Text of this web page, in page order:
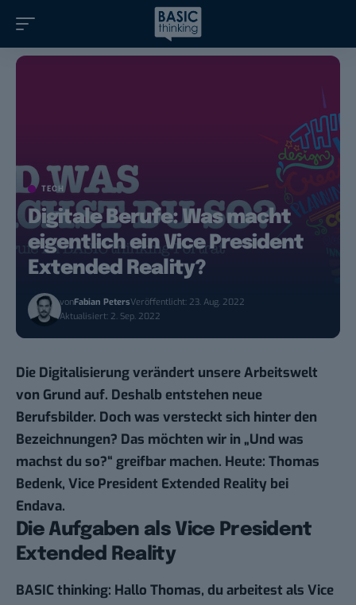
TECH
Digitale Berufe: Was macht
eigentlich ein Vice President
Extended Reality?
vonFabian PetersVeröffentlicht: 23. Aug. 2022
Aktualisiert: 2. Sep. 2022
Die Digitalisierung verändert unsere Arbeitswelt
von Grund auf. Deshalb entstehen neue
Berufsbilder. Doch was versteckt sich hinter den
Bezeichnungen? Das möchten wir in „Und was
machst du so?“ greifbar machen. Heute: Thomas
Bedenk, Vice President Extended Reality bei
Endava.
Die Aufgaben als Vice President
Extended Reality
BASIC thinking: Hallo Thomas, du arbeitest als Vice